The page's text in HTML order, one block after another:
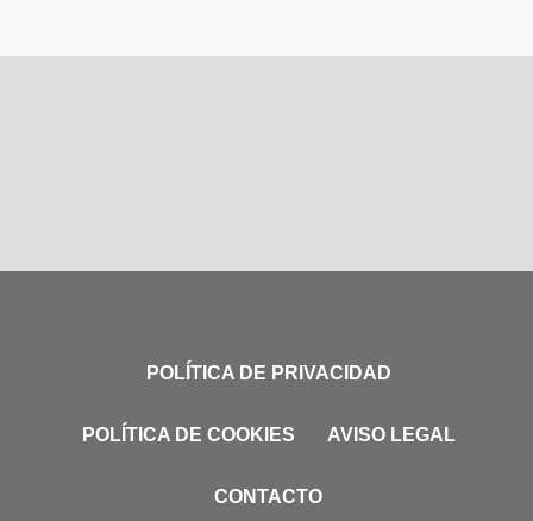
POLÍTICA DE PRIVACIDAD
POLÍTICA DE COOKIES AVISO LEGAL
CONTACTO